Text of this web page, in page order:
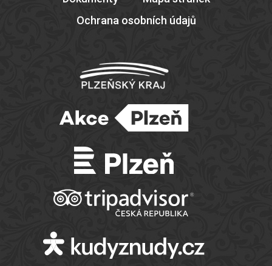
Ochrana osobních údajů